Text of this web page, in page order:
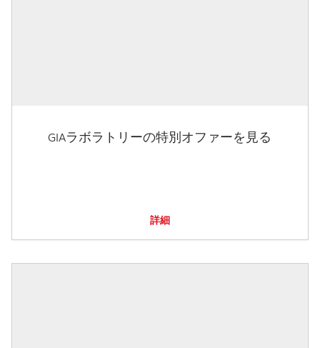
GIAラボラトリーの特別オファーを見る
詳細